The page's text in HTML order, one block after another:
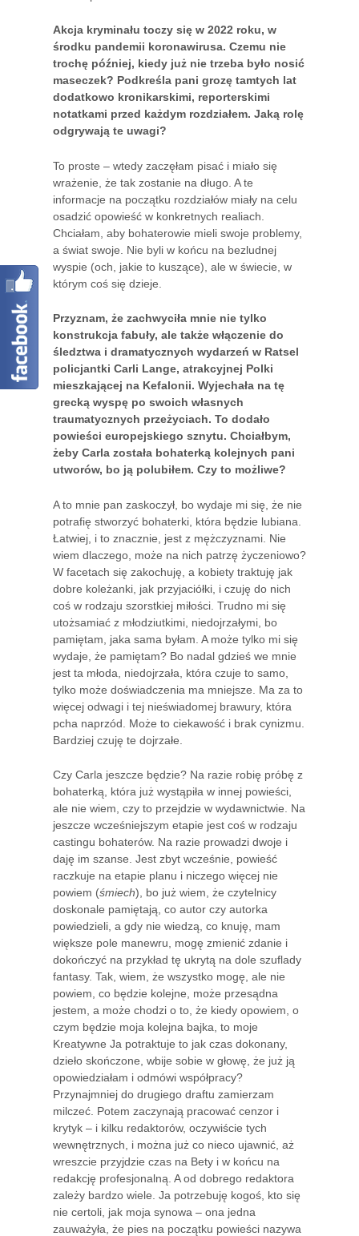
Akcja kryminału toczy się w 2022 roku, w
środku pandemii koronawirusa. Czemu nie
trochę później, kiedy już nie trzeba było nosić
maseczek? Podkreśla pani grozę tamtych lat
dodatkowo kronikarskimi, reporterskimi
notatkami przed każdym rozdziałem. Jaką rolę
odgrywają te uwagi?
To proste – wtedy zaczęłam pisać i miało się
wrażenie, że tak zostanie na długo. A te
informacje na początku rozdziałów miały na celu
osadzić opowieść w konkretnych realiach.
Chciałam, aby bohaterowie mieli swoje problemy,
a świat swoje. Nie byli w końcu na bezludnej
wyspie (och, jakie to kuszące), ale w świecie, w
którym coś się dzieje.
Przyznam, że zachwyciła mnie nie tylko
konstrukcja fabuły, ale także włączenie do
śledztwa i dramatycznych wydarzeń w Ratsel
policjantki Carli Lange, atrakcyjnej Polki
mieszkającej na Kefalonii. Wyjechała na tę
grecką wyspę po swoich własnych
traumatycznych przeżyciach. To dodało
powieści europejskiego sznytu. Chciałbym,
żeby Carla została bohaterką kolejnych pani
utworów, bo ją polubiłem. Czy to możliwe?
A to mnie pan zaskoczył, bo wydaje mi się, że nie
potrafię stworzyć bohaterki, która będzie lubiana.
Łatwiej, i to znacznie, jest z mężczyznami. Nie
wiem dlaczego, może na nich patrzę życzeniowo?
W facetach się zakochuję, a kobiety traktuję jak
dobre koleżanki, jak przyjaciółki, i czuję do nich
coś w rodzaju szorstkiej miłości. Trudno mi się
utożsamiać z młodziutkimi, niedojrzałymi, bo
pamiętam, jaka sama byłam. A może tylko mi się
wydaje, że pamiętam? Bo nadal gdzieś we mnie
jest ta młoda, niedojrzała, która czuje to samo,
tylko może doświadczenia ma mniejsze. Ma za to
więcej odwagi i tej nieświadomej brawury, która
pcha naprzód. Może to ciekawość i brak cynizmu.
Bardziej czuję te dojrzałe.
Czy Carla jeszcze będzie? Na razie robię próbę z
bohaterką, która już wystąpiła w innej powieści,
ale nie wiem, czy to przejdzie w wydawnictwie. Na
jeszcze wcześniejszym etapie jest coś w rodzaju
castingu bohaterów. Na razie prowadzi dwoje i
daję im szanse. Jest zbyt wcześnie, powieść
raczkuje na etapie planu i niczego więcej nie
powiem (śmiech), bo już wiem, że czytelnicy
doskonale pamiętają, co autor czy autorka
powiedzieli, a gdy nie wiedzą, co knuję, mam
większe pole manewru, mogę zmienić zdanie i
dokończyć na przykład tę ukrytą na dole szuflady
fantasy. Tak, wiem, że wszystko mogę, ale nie
powiem, co będzie kolejne, może przesądna
jestem, a może chodzi o to, że kiedy opowiem, o
czym będzie moja kolejna bajka, to moje
Kreatywne Ja potraktuje to jak czas dokonany,
dzieło skończone, wbije sobie w głowę, że już ją
opowiedziałam i odmówi współpracy?
Przynajmniej do drugiego draftu zamierzam
milczeć. Potem zaczynają pracować cenzor i
krytyk – i kilku redaktorów, oczywiście tych
wewnętrznych, i można już co nieco ujawnić, aż
wreszcie przyjdzie czas na Bety i w końcu na
redakcję profesjonalną. A od dobrego redaktora
zależy bardzo wiele. Ja potrzebuję kogoś, kto się
nie certoli, jak moja synowa – ona jedna
zauważyła, że pies na początku powieści nazywa